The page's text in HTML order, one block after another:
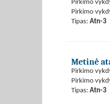
Pirkimo
Pirkimo
Tipas: Atn-3
Metinė
Pirkimo
Pirkimo
Tipas: Atn-3